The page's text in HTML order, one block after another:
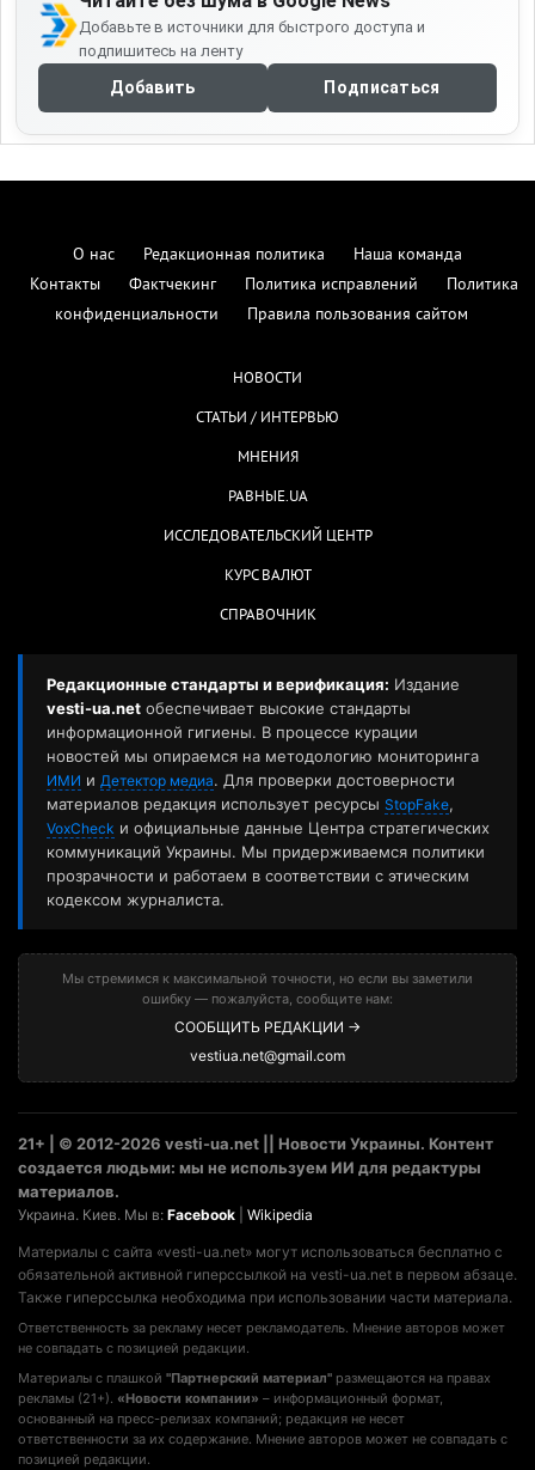
Добавьте в источники для быстрого доступа и
подпишитесь на ленту
Добавить Подписаться
О нас Редакционная политика
Наша команда
Контакты
Фактчекинг Политика исправлений
Политика
конфиденциальности
Правила пользования сайтом
НОВОСТИ
СТАТЬИ / ИНТЕРВЬЮ
МНЕНИЯ
РАВНЫЕ.UA
ИССЛЕДОВАТЕЛЬСКИЙ ЦЕНТР
КУРС ВАЛЮТ
СПРАВОЧНИК
Редакционные стандарты и верификация: Издание
vesti-ua.net обеспечивает высокие стандарты
информационной гигиены. В процессе курации
новостей мы опираемся на методологию мониторинга
ИМИ и Детектор медиа. Для проверки достоверности
материалов редакция использует ресурсы StopFake,
VoxCheck и официальные данные Центра стратегических
коммуникаций Украины. Мы придерживаемся политики
прозрачности и работаем в соответствии с этическим
кодексом журналиста.
Мы стремимся к максимальной точности, но если вы заметили
ошибку — пожалуйста, сообщите нам:
СООБЩИТЬ РЕДАКЦИИ →
vestiua.net@gmail.com
21+ | © 2012-2026 vesti-ua.net || Новости Украины. Контент
создается людьми: мы не используем ИИ для редактуры
материалов.
Украина. Киев. Мы в: Facebook Wikipedia
Материалы с сайта «vesti-ua.net» могут использоваться бесплатно с
обязательной активной гиперссылкой на vesti-ua.net в первом абзаце.
Также гиперссылка необходима при использовании части материала.
Ответственность за рекламу несет рекламодатель. Мнение авторов может
не совпадать с позицией редакции.
Материалы с плашкой "Партнерский материал" размещаются на правах
рекламы (21+). «Новости компании» – информационный формат,
основанный на пресс-релизах компаний; редакция не несет
ответственности за их содержание. Мнение авторов может не совпадать с
позицией редакции.